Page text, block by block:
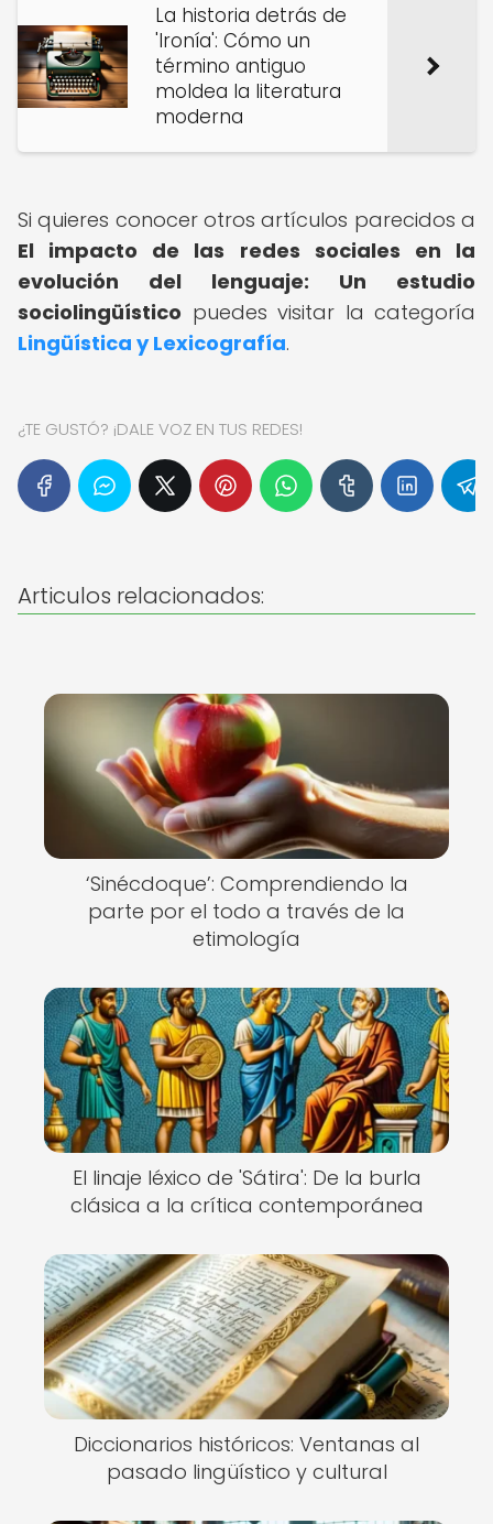
La historia detrás de
'Ironía': Cómo un
término antiguo
moldea la literatura
moderna
Si quieres conocer otros artículos parecidos a
El impacto de las redes sociales en la
evolución del lenguaje: Un estudio
sociolingüístico puedes visitar la categoría
Lingüística y Lexicografía.
¿TE GUSTÓ? ¡DALE VOZ EN TUS REDES!
Articulos relacionados:
‘Sinécdoque’: Comprendiendo la
parte por el todo a través de la
etimología
El linaje léxico de 'Sátira': De la burla
clásica a la crítica contemporánea
Diccionarios históricos: Ventanas al
pasado lingüístico y cultural